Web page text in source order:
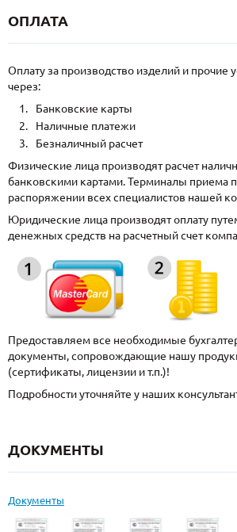
ОПЛАТА
Оплату за производство изделий и прочие
через:
Банковские карты
Наличные платежи
Безналичный расчет
Физические лица производят расчет
банковскими картами. Терминалы приема
распоряжении всех специалистов нашей
Юридические лица производят оплату
денежных средств на расчетный счет
Предоставляем все необходимые
документы, сопровождающие нашу
(сертификаты, лицензии и т.п.)!
Подробности уточняйте у наших
ДОКУМЕНТЫ
Документы